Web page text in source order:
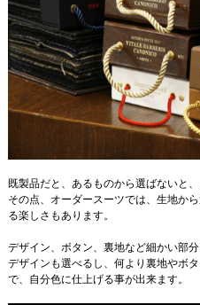
既製品だと、あるものから選ばないと
その点、オーダースーツでは、生地か
る楽しさもあります。
デザイン、ボタン、裏地など細かい部
デザインも選べるし、何より裏地やボ
で、自分色に仕上げる事が出来ます。